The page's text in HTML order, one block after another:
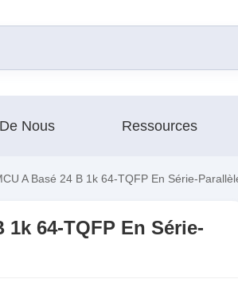
Nous Ressources
A Basé 24 B 1k 64-TQFP En Série-
1k 64-TQFP En Série-